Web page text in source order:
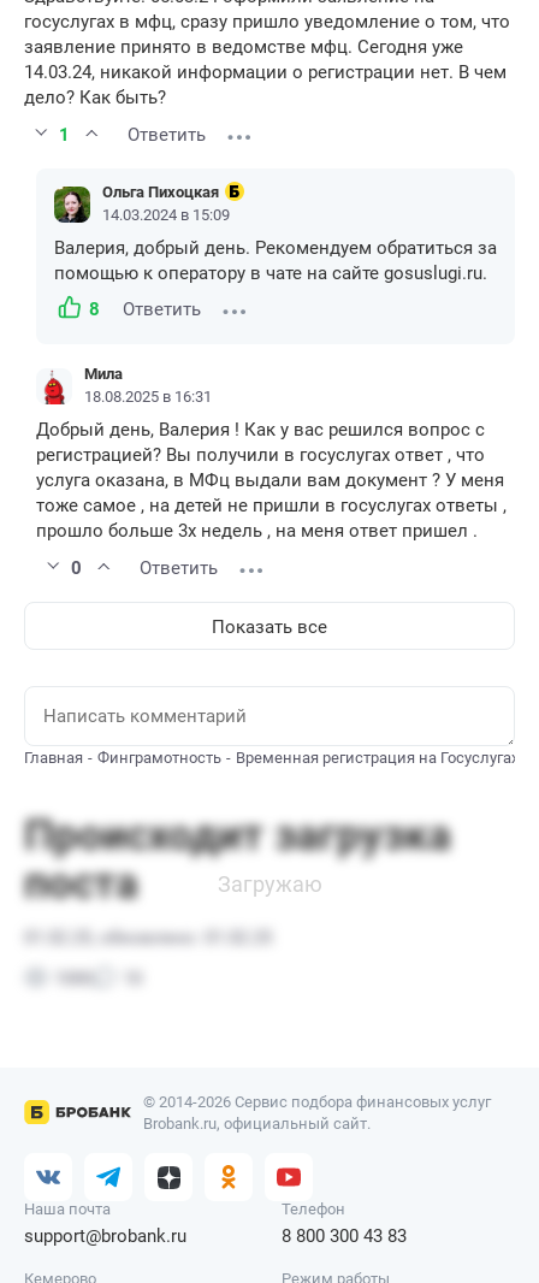
госуслугах в мфц, сразу пришло уведомление о том, что
заявление принято в ведомстве мфц. Сегодня уже
14.03.24, никакой информации о регистрации нет. В чем
дело? Как быть?
1
Ответить
Ольга Пихоцкая
14.03.2024 в 15:09
Валерия, добрый день. Рекомендуем обратиться за
помощью к оператору в чате на сайте gosuslugi.ru.
8
Ответить
Мила
18.08.2025 в 16:31
Добрый день, Валерия ! Как у вас решился вопрос с
регистрацией? Вы получили в госуслугах ответ , что
услуга оказана, в МФц выдали вам документ ? У меня
тоже самое , на детей не пришли в госуслугах ответы ,
прошло больше 3х недель , на меня ответ пришел .
0
Ответить
Показать все
Главная Финграмотность Временная регистрация на Госуслугах
© 2014-2026 Сервис подбора финансовых услуг
Brobank.ru, официальный сайт.
Наша почта
support@brobank.ru
Телефон
8 800 300 43 83
Кемерово Режим работы